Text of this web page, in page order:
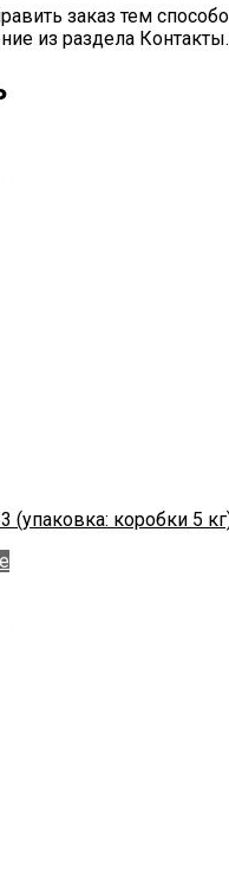
заказ тем
из раздела Контакты.
(упаковка: коробки 5